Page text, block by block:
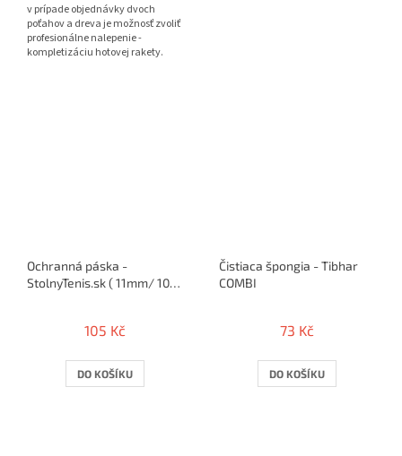
v prípade objednávky dvoch
poťahov a dreva je možnosť zvoliť
profesionálne nalepenie -
kompletizáciu hotovej rakety.
Ochranná páska -
StolnyTenis.sk ( 11mm/ 10
105 Kč
DO KOŠÍKU
Čistiaca špongia - Tibhar
COMBI
73 Kč
DO KOŠÍKU